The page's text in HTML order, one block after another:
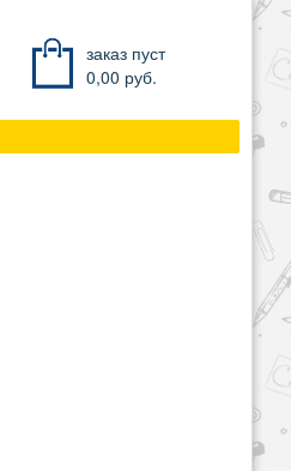
заказ пуст
0,00 руб.